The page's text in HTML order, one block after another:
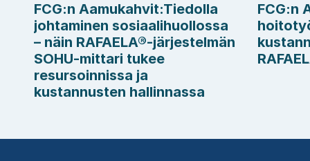
FCG:n Aamukahvit:Tiedolla
johtaminen sosiaalihuollossa
– näin RAFAELA®-järjestelmän
SOHU-mittari tukee
resursoinnissa ja
kustannusten hallinnassa
FCG:n